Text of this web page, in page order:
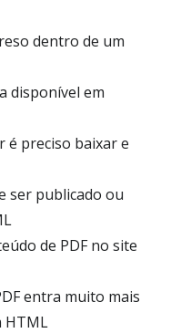
dentro de um
disponível em
é preciso baixar e
ser publicado ou
de PDF no site
entra muito mais
HTML